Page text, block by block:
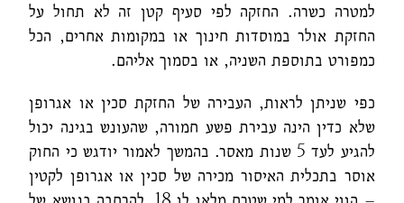
למטרה כשרה. החזקה לפי סעיף קטן זה לא תחול על
החזקת אולר במוסדות חינוך או במקומות אחרים, הכל
כמפורט בתוספת השניה, או בסמוך אליהם.
כפי שניתן לראות, העבירה של החזקת סכין או אגרופן
שלא כדין הינה עבירת פשע חמורה, שהעונש בגינה יכול
להגיע לעד 5 שנות מאסר. בהמשך לאמור יודגש כי החוק
אוסר בתכלית האיסור מכירה של סכין או אגרופן לקטין